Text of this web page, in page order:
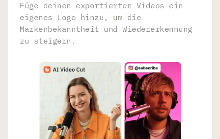
Füge deinen exportierten Videos ein
eigenes Logo hinzu, um die
Markenbekanntheit und Wiedererkennung
zu steigern.